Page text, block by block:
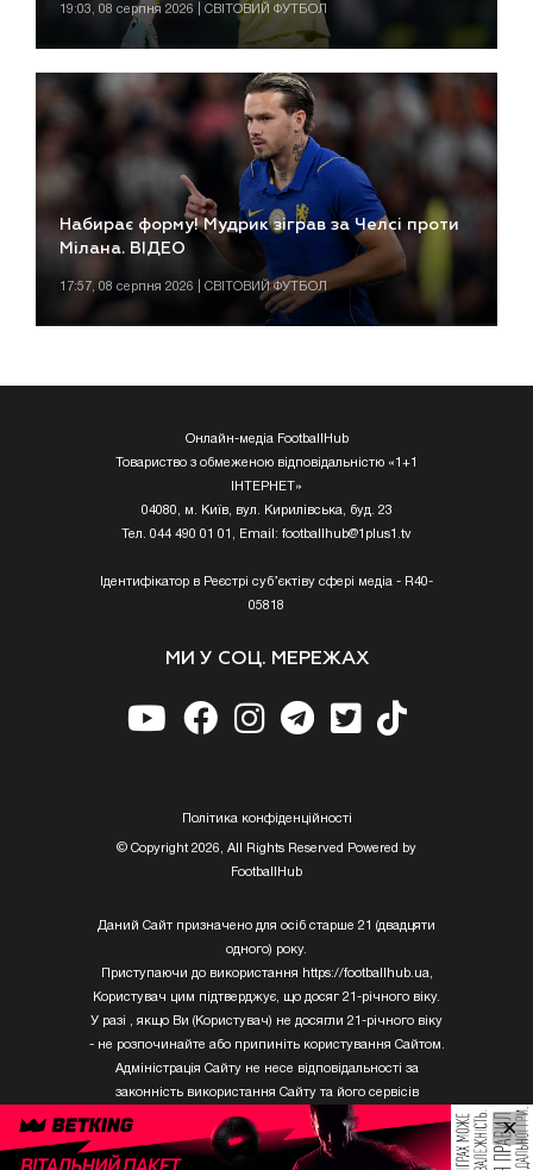
19:03, 08 серпня 2026 | СВІТОВИЙ ФУТБОЛ
Набирає форму! Мудрик зіграв за Челсі проти
Мілана. ВІДЕО
17:57, 08 серпня 2026 | СВІТОВИЙ ФУТБОЛ
Онлайн-медіа FootballHub
Товариство з обмеженою відповідальністю «1+1
ІНТЕРНЕТ»
04080, м. Київ, вул. Кирилівська, буд. 23
Тел. 044 490 01 01, Email: footballhub@1plus1.tv
Ідентифікатор в Реєстрі суб’єктіву сфері медіа - R40-
05818
МИ У СОЦ. МЕРЕЖАХ
Полiтика конфiденцiйностi
© Copyright 2026, All Rights Reserved Powered by
FootballHub
Даний Сайт призначено для осіб старше 21 (двадцяти
одного) року.
Приступаючи до використання https://footballhub.ua,
Користувач цим підтверджує, що досяг 21-річного віку.
У разі , якщо Ви (Користувач) не досягли 21-річного віку
- не розпочинайте або припиніть користування Сайтом.
Адміністрація Сайту не несе відповідальності за
законність використання Сайту та його сервісів
Користувачем, який не досяг 21-річного віку.
×